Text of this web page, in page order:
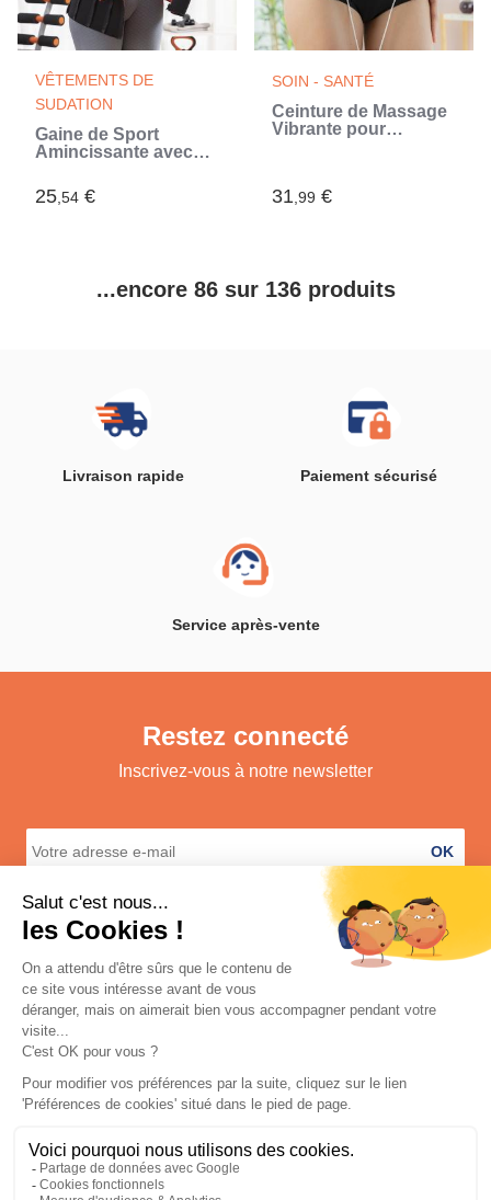
VÊTEMENTS DE
SUDATION
Gaine de Sport
Amincissante avec
InnovaGoods
25,54 €
SOIN - SANTÉ
Ceinture de Massage
Vibrante pour
31,99 €
...encore 86 sur 136 produits
Livraison rapide Paiement sécurisé
Service après-vente
Restez connecté
Inscrivez-vous à notre newsletter
OK
A propos
Services
Informations légales
Contact